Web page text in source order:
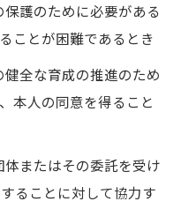
護のために必要がある
ことが困難であるとき
全な育成の推進のため
本人の同意を得ること
またはその委託を受け
ることに対して協力す